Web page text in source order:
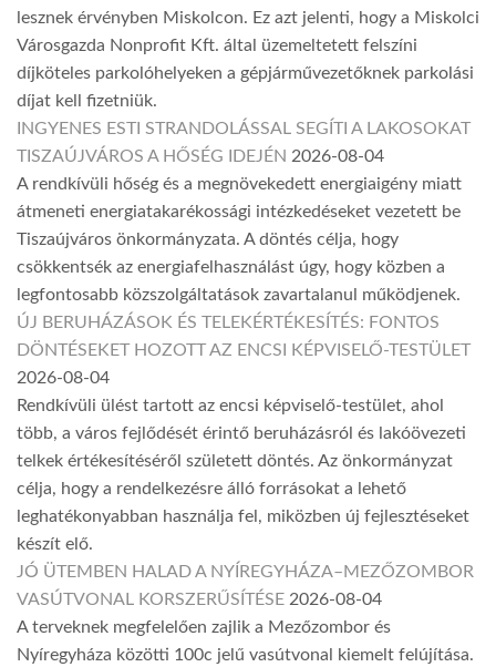
lesznek érvényben Miskolcon. Ez azt jelenti, hogy a Miskolci
Városgazda Nonprofit Kft. által üzemeltetett felszíni
díjköteles parkolóhelyeken a gépjárművezetőknek parkolási
díjat kell fizetniük.
INGYENES ESTI STRANDOLÁSSAL SEGÍTI A LAKOSOKAT
TISZAÚJVÁROS A HŐSÉG IDEJÉN 2026-08-04
A rendkívüli hőség és a megnövekedett energiaigény miatt
átmeneti energiatakarékossági intézkedéseket vezetett be
Tiszaújváros önkormányzata. A döntés célja, hogy
csökkentsék az energiafelhasználást úgy, hogy közben a
legfontosabb közszolgáltatások zavartalanul működjenek.
ÚJ BERUHÁZÁSOK ÉS TELEKÉRTÉKESÍTÉS: FONTOS
DÖNTÉSEKET HOZOTT AZ ENCSI KÉPVISELŐ-TESTÜLET
2026-08-04
Rendkívüli ülést tartott az encsi képviselő-testület, ahol
több, a város fejlődését érintő beruházásról és lakóövezeti
telkek értékesítéséről született döntés. Az önkormányzat
célja, hogy a rendelkezésre álló forrásokat a lehető
leghatékonyabban használja fel, miközben új fejlesztéseket
készít elő.
JÓ ÜTEMBEN HALAD A NYÍREGYHÁZA–MEZŐZOMBOR
VASÚTVONAL KORSZERŰSÍTÉSE 2026-08-04
A terveknek megfelelően zajlik a Mezőzombor és
Nyíregyháza közötti 100c jelű vasútvonal kiemelt felújítása.